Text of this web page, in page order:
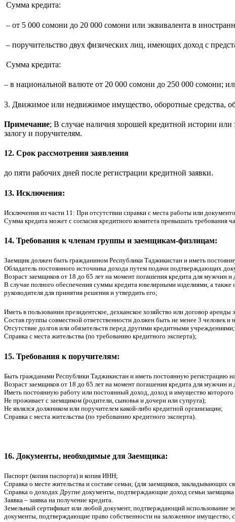
Сумма кредита:
– от 5 000 сомони до 20 000 сомони или эквивалента в
– поручительство двух физических лиц, имеющих доход с
Сумма кредита:
– в национальной валюте от 20 000 сомони до 250 000 сомони;
3. Движимое или недвижимое имущество, оборотные средства,
Примечание; В случае наличия хорошей кредитной истории или
залогу и поручителям.
12. Срок рассмотрения заявления
до пяти рабочих дней после регистрации кредитной заявки.
13. Исключения:
Исключения из части 11: При отсутствии справки с места работы или
Сумма кредита может с согласия кредитного комитета превышать требования
14. Требования к членам группы и заемщикам-физлицам:
Заемщик должен быть гражданином Республики Таджикистан и иметь
Обладатель постоянного источника дохода путем подачи подтверждающих
Возраст заемщиков от 18 до 65 лет на момент погашения кредита для мужчин
В случае полного обеспечения суммы кредита ювелирными изделиями, а также
руководителя для принятия решения и утвердить его;
Иметь в пользовании президентское, дехканское хозяйство или договор аренды
Состав группы совместной ответственности должен быть не менее 3 человек
Отсутствие долгов или обязательств перед другими кредитными учреждениями;
Справка с места жительства (по требованию кредитного эксперта);
15. Требования к поручителям:
Быть гражданами Республики Таджикистан и иметь постоянную регистрацию
Возраст заемщиков от 18 до 65 лет на момент погашения кредита для мужчин
Иметь постоянную работу или постоянный доход, доход и имущество
Не проживает с заемщиком (родители, сыновья и дочери или супруга);
Не являлся должником или поручителем какой-либо кредитной организации;
Справка с места жительства (по требованию кредитного эксперта).
16. Документы, необходимые для Заемщика:
Паспорт (копия паспорта) и копия ИНН;
Справка о месте жительства и составе семьи; (для заемщиков, закладывающих
Справка о доходах Другие документы, подтверждающие доход семьи заемщика
Заявка – заявка на получение кредита.
Земельный сертификат или любой документ, подтверждающий использование
документы, подтверждающие право собственности на заложенное имущество,